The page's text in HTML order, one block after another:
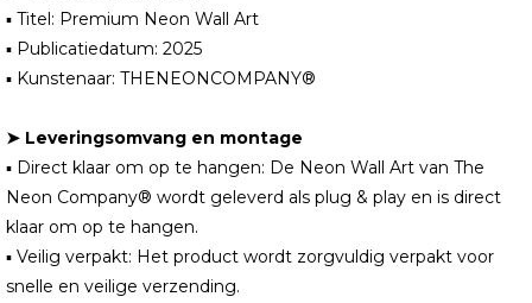
▪ Titel: Premium Neon Wall Art
▪ Publicatiedatum: 2025
▪ Kunstenaar: THENEONCOMPANY®
➤ Leveringsomvang en montage
▪ Direct klaar om op te hangen: De Neon Wall Art van The
Neon Company® wordt geleverd als plug & play en is direct
klaar om op te hangen.
▪ Veilig verpakt: Het product wordt zorgvuldig verpakt voor
snelle en veilige verzending.